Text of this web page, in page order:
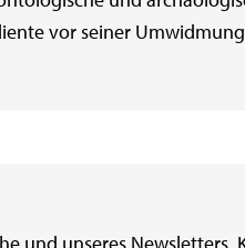
vor seiner